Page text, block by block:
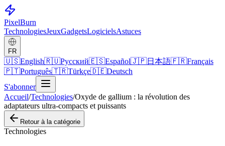
PixelBurn
TechnologiesJeuxGadgetsLogicielsAstuces
FR
🇺🇸English🇷🇺Русский🇪🇸Español🇯🇵日本語🇫🇷Français
🇵🇹Português🇹🇷Türkçe🇩🇪Deutsch
S'abonner
Accueil/Technologies/Oxyde de gallium : la révolution des
adaptateurs ultra-compacts et puissants
Retour à la catégorie
Technologies